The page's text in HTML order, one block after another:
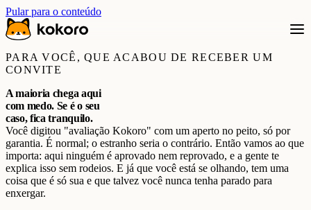
Pular para o conteúdo
PARA VOCÊ, QUE ACABOU DE RECEBER UM
CONVITE
A maioria chega aqui
com medo. Se é o seu
caso, fica tranquilo.
Você digitou "avaliação Kokoro" com um aperto no peito, só por
garantia. É normal; o estranho seria o contrário. Então vamos ao que
importa: aqui ninguém é aprovado nem reprovado, e a gente te
explica isso sem rodeios. E já que você está se olhando, tem uma
coisa que é só sua e que talvez você nunca tenha parado para
enxergar.